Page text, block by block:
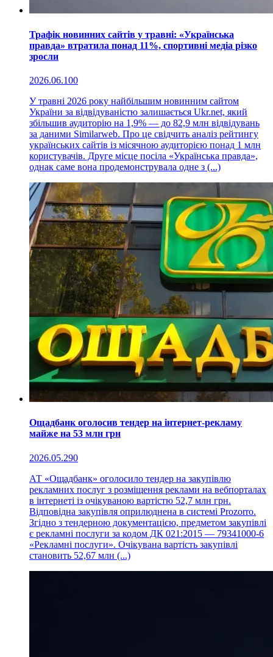
Трафік новинних сайтів у травні: «Українська
правда» втратила понад 11%, спортивні медіа різко
зросли
2026.06.100
У травні 2026 року найбільшим новинним сайтом
України за відвідуваністю залишається Ukr.net, який
збільшив аудиторію на 1,9% — до 82,9 млн відвідувань
за даними Similarweb. Про це свідчить аналіз рейтингу
українських сайтів із місячною аудиторією понад 1 млн
користувачів. Друге місце посіла «Українська правда»,
однак саме вона продемонструвала одне з (...)
Ощадбанк оголосив тендер на інтернет-рекламу
майже на 53 млн грн
2026.05.290
АТ «Ощадбанк» оголосило тендер на закупівлю
рекламних послуг з розміщення реклами на вебпорталах
в інтернеті із очікуваною вартістю 52,7 млн грн.
Відповідна закупівля оприлюднена в системі Prozorro.
Згідно з тендерною документацією, предметом закупівлі
є рекламні послуги за кодом ДК 021:2015 — 79341000-6
«Рекламні послуги». Очікувана вартість закупівлі
становить 52,67 млн (...)